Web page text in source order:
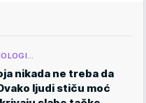
nikada ne treba da
ljudi stiču moć